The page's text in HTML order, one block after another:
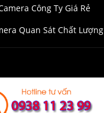
Công Ty Giá Rẻ
Quan Sát Chất Lượng